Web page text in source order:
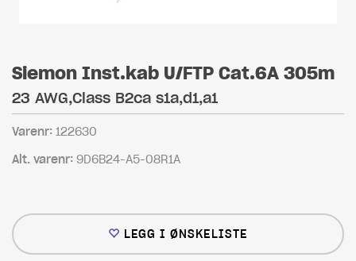
Siemon Inst.kab U/FTP Cat.6A 305m
23 AWG,Class B2ca s1a,d1,a1
Varenr: 122630
Alt. varenr: 9D6B24-A5-08R1A
LEGG I ØNSKELISTE